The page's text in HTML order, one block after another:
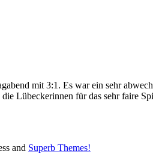
mit 3:1. Es war ein sehr
Lübeckerinnen für das sehr faire
and Superb Themes!